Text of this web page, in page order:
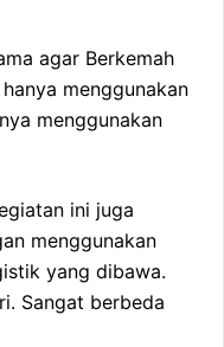
agar Berkemah
menggunakan
menggunakan
ini juga
menggunakan
yang dibawa.
Sangat berbeda